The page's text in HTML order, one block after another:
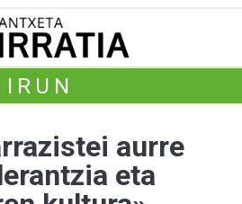
IRUN
aurre
eta